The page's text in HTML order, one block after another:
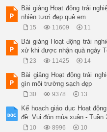
Bài giảng Hoạt động trải
nhiên tươi đẹp quê em
15 11609 11
Bài giảng Hoạt động trải
xử khi được nhận quà ngày
23 11425 14
Bài giảng Hoạt động trải
gìn môi trường sạch đẹp
30 9378 13
Kế hoạch giáo dục Hoạt
đề: Vui đón mùa xuân -
10 8996 10